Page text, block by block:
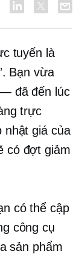
tuyến là
Bạn vừa
đã đến lúc
trực
nhật giá của
có đợt giảm
có thể cập
công cụ
sản phẩm